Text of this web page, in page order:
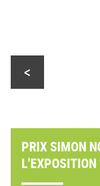
PRIX SIMON
<